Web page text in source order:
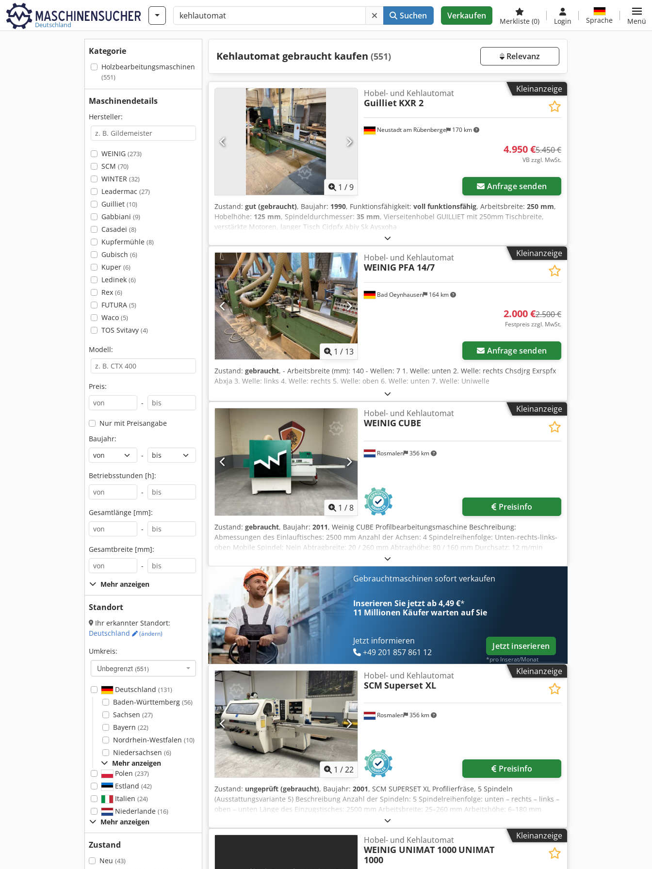
Deutschland
Suchen Verkaufen
Merkliste (0) Login Sprache Menü
Kategorie
Holzbearbeitungsmaschinen
(551)
Maschinendetails
Hersteller:
WEINIG (273)
SCM (70)
WINTER (32)
Leadermac (27)
Guilliet (10)
Gabbiani (9)
Casadei (8)
Kupfermühle (8)
Gubisch (6)
Kuper (6)
Ledinek (6)
Rex (6)
FUTURA (5)
Waco (5)
TOS Svitavy (4)
Modell:
Preis:
-
Nur mit Preisangabe
Baujahr:
-
Betriebsstunden [h]:
-
Gesamtlänge [mm]:
-
Gesamtbreite [mm]:
-
Mehr anzeigen
Standort
Ihr erkannter Standort:
Deutschland
(ändern)
Umkreis:
Unbegrenzt (551)
Deutschland (131)
Baden-Württemberg (56)
Sachsen (27)
Bayern (22)
Nordrhein-Westfalen (10)
Niedersachsen (6)
Mehr anzeigen
Polen (237)
Estland (42)
Italien (24)
Niederlande (16)
Mehr anzeigen
Zustand
Neu (43)
Kehlautomat gebraucht kaufen (551) Relevanz
Kleinanzeige
1 /9
Neustadt am Rübenberge 170 km
Hobel- und Kehlautomat
Guilliet KXR 2
4.950 €5.450 €
VB zzgl. MwSt.
Anfrage senden
Zustand: gut (gebraucht), Baujahr: 1990, Funktionsfähigkeit: voll funktionsfähig, Arbeitsbreite: 250 mm,
Hobelhöhe: 125 mm, Spindeldurchmesser: 35 mm, Vierseitenhobel GUILLIET mit 250mm Tischbreite,
verstärkte Motoren, langer Tisch Cjdpfx Abjy Sk Aysxoha
Kleinanzeige
1 / 13
Bad Oeynhausen 164 km
Hobel- und Kehlautomat
WEINIG PFA 14/7
2.000 €2.500 €
Festpreis zzgl. MwSt.
Anfrage senden
Zustand: gebraucht, - Arbeitsbreite (mm): 140 - Wellen: 7 1. Welle: unten 2. Welle: rechts Chsdjrg Exrspfx
Abxja 3. Welle: links 4. Welle: rechts 5. Welle: oben 6. Welle: unten 7. Welle: Uniwelle
Kleinanzeige
1 /8
Rosmalen 356 km
Hobel- und Kehlautomat
WEINIG CUBE
Preisinfo
Zustand: gebraucht, Baujahr: 2011, Weinig CUBE Profilbearbeitungsmaschine Beschreibung:
Abmessungen des Einlauftisches: 2500 mm Anzahl der Achsen: 4 Spindelreihenfolge: Unten-rechts-links-
oben Mobile Spindel: Nein Abtragbreite: 20 / 260 mm Abtraghöhe: 80 / 160 mm Durchsatz: 12 m/min
Nutfräseinrichtung: Nein Weitere Anmerkungen: Optische Laserprojektion, 10"-Touchscreen Cedpfx
Aozqddrobxeha (Alle Änderungen, Fehler in den technischen Daten, Angaben und Preisen vorbehalten.
Verfügbarkeit vorbehaltlich vorheriger Verkäufe. Keine Garantie auf gedruckte Daten!) (Alle Änderungen
und Irrtümer in den technischen Daten, Angaben und Preisen sowie Zwischenverkauf vorbehalten! Keine
Garantie auf gedruckte Daten!) Die besten Holzbearbeitungsmaschinen aus den Niederlanden De beste
gebruikte machines uit Nederland
Gebrauchtmaschinen sofort verkaufen
Inserieren Sie jetzt ab 4,49 €*
11 Millionen Käufer warten auf Sie
Jetzt informieren
+49 201 857 861 12
Jetzt inserieren
*pro Inserat/Monat
Kleinanzeige
1 /22
Rosmalen 356 km
Hobel- und Kehlautomat
SCM Superset XL
Preisinfo
Zustand: ungeprüft (gebraucht), Baujahr: 2001, SCM SUPERSET XL Profilierfräse, 5 Spindeln
(Ausstattungsvariante 5) Beschreibung Anzahl der Spindeln: 5 Spindelreihenfolge: unten – rechts – links –
oben – unten Länge des Einzugstisches: 2500 mm Arbeitsbreite: 25–260 mm Arbeitshöhe: 6–180 mm
Vorschubgeschwindigkeit: 6–36 m/min Spindeldrehzahl: 6.000 U/min 400 Volt, 50 Hz CE (Alle Änderungen,
Fehler in den technischen Daten, Angaben und Preisen sowie Zwischenverkauf vorbehalten! Keine
Garantie auf gedruckte Daten!) Chjdpezqc Snofx Abxja Die besten Holzbearbeitungsmaschinen aus den
Niederlanden. De beste gebruikte machines uit Nederland.
Kleinanzeige
Hobel- und Kehlautomat
WEINIG UNIMAT 1000 UNIMAT
1000